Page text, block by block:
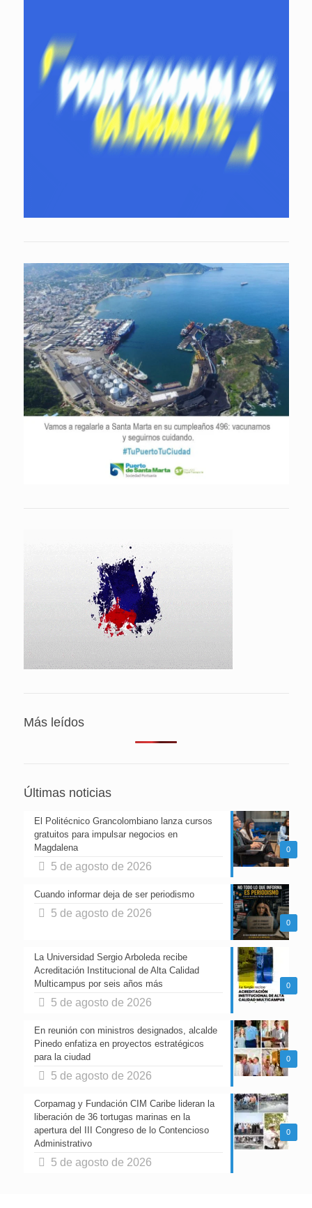
Más leídos
Últimas noticias
0
El Politécnico Grancolombiano lanza cursos
gratuitos para impulsar negocios en
Magdalena
5 de agosto de 2026
0
Cuando informar deja de ser periodismo
5 de agosto de 2026
0
La Universidad Sergio Arboleda recibe
Acreditación Institucional de Alta Calidad
Multicampus por seis años más
5 de agosto de 2026
0
En reunión con ministros designados, alcalde
Pinedo enfatiza en proyectos estratégicos
para la ciudad
5 de agosto de 2026
0
Corpamag y Fundación CIM Caribe lideran la
liberación de 36 tortugas marinas en la
apertura del III Congreso de lo Contencioso
Administrativo
5 de agosto de 2026